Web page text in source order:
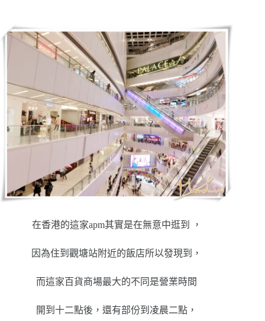
在香港的這家apm其實是在無意中逛到 ，
因為住到觀塘站附近的飯店所以發現到，
而這家百貨商場最大的不同是營業時間
開到十二點後，還有部份到凌晨二點，